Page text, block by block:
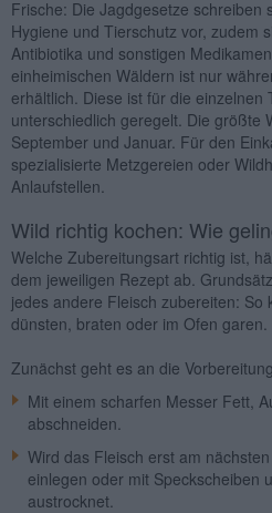
Frische: Die Jagdgesetze schreiben
Hygiene und Tierschutz vor, zudem
Antibiotika und sonstigen
einheimischen Wäldern ist nur
erhältlich. Diese ist für die einzelnen
unterschiedlich geregelt. Die größte
September und Januar. Für den
spezialisierte Metzgereien oder
Anlaufstellen.
Wild richtig kochen: Wie
Welche Zubereitungsart richtig ist,
dem jeweiligen Rezept ab.
jedes andere Fleisch zubereiten: So
dünsten, braten oder im Ofen garen.
Zunächst geht es an die
Mit einem scharfen Messer Fett,
abschneiden.
Wird das Fleisch erst am
einlegen oder mit Speckscheiben
austrocknet.